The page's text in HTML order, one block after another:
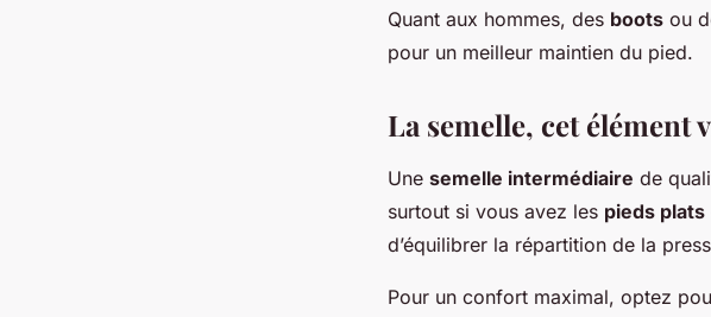
Quant aux hommes, des boots ou
pour un meilleur maintien du pied.
La semelle, cet élément
Une semelle intermédiaire de
surtout si vous avez les pieds plats
d’équilibrer la répartition de la
Pour un confort maximal, optez